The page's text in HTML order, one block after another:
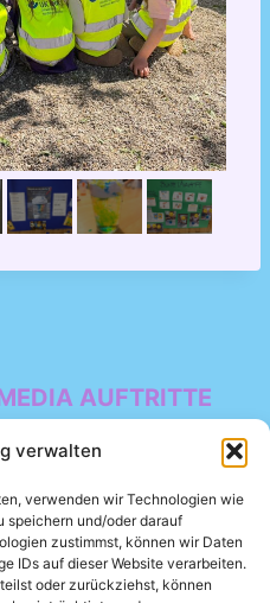
verwalten
verwenden wir Technologien wie
speichern und/oder darauf
zustimmst, können wir Daten
IDs auf dieser Website verarbeiten.
oder zurückziehst, können
AUFTRITTE